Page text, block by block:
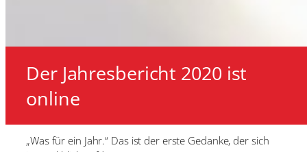
Der Jahresbericht 2020 ist
online
„Was für ein Jahr.“ Das ist der erste Gedanke, der sich